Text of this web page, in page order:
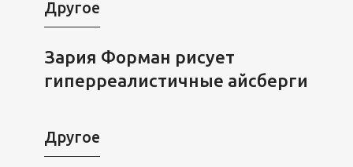
Другое
Зария Форман рисует
гиперреалистичные айсберги
Другое